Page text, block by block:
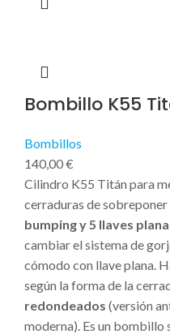
Bombillo K55
Bombillos
140,00€
Cilindro K55 Titán para
cerraduras de
bumping y 5 llaves
cambiar el sistema de
cómodo con llave plana.
según la forma de la
redondeados (versión
moderna). Es un bombillo